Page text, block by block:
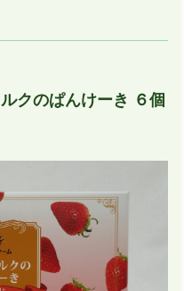
クのぱんけーき ６個